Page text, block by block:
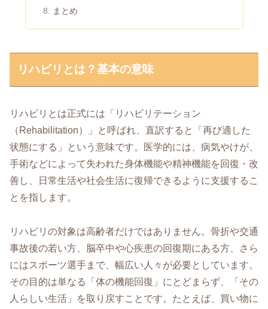
まとめ
リハビリとは？基本の意味
リハビリとは正式には「リハビリテーション
（Rehabilitation）」と呼ばれ、直訳すると「再び適した
状態にする」という意味です。医学的には、病気やけが、
手術などによって失われた身体機能や精神機能を回復・改
善し、日常生活や社会生活に復帰できるように支援するこ
とを指します。
リハビリの対象は高齢者だけではありません。骨折や交通
事故後の若い方、脳卒中や心疾患の回復期にある方、さら
にはスポーツ選手まで、幅広い人々が必要としています。
その目的は単なる「体の機能回復」にとどまらず、「その
人らしい生活」を取り戻すことです。たとえば、買い物に